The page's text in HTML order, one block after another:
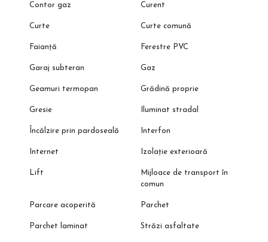
Contor gaz Curent
Curte Curte comună
Faianță Ferestre PVC
Garaj subteran Gaz
Geamuri termopan Grădină proprie
Gresie Iluminat stradal
Încălzire prin pardoseală Interfon
Internet Izolație exterioară
Lift
Mijloace de transport în
comun
Parcare acoperită Parchet
Parchet laminat Străzi asfaltate